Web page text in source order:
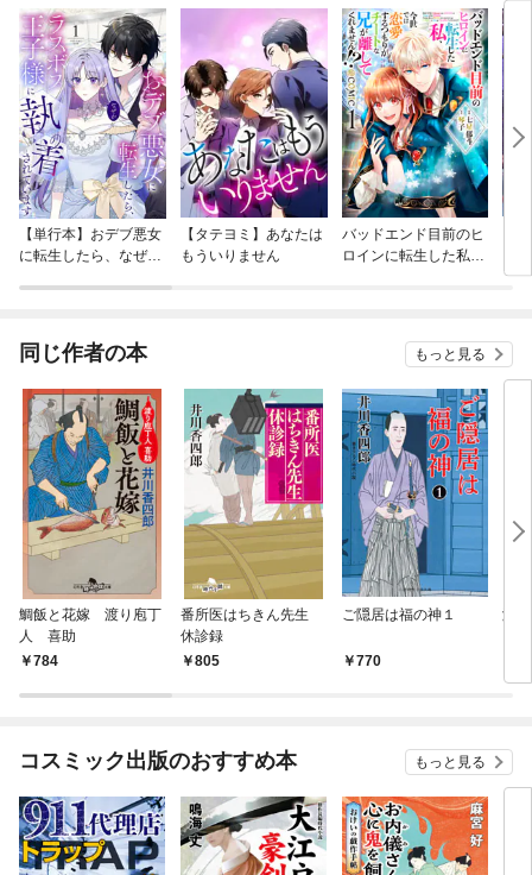
【単行本】おデブ悪女
に転生したら、なぜか
【タテヨミ】あなたは
もういりません
バッドエンド目前のヒ
ロインに転生した私、
同じ作者の本 もっと見る
鯛飯と花嫁 渡り庖丁
人 喜助
784
番所医はちきん先生
休診録
805
ご隠居は福の神１
770
濡
コスミック出版のおすすめ本 もっと見る